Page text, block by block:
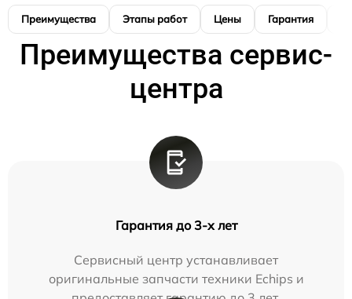
Преимущества Этапы работ Цены Гарантия
Преимущества сервис-
центра
Гарантия до 3-х лет
Сервисный центр устанавливает
оригинальные запчасти техники Echips и